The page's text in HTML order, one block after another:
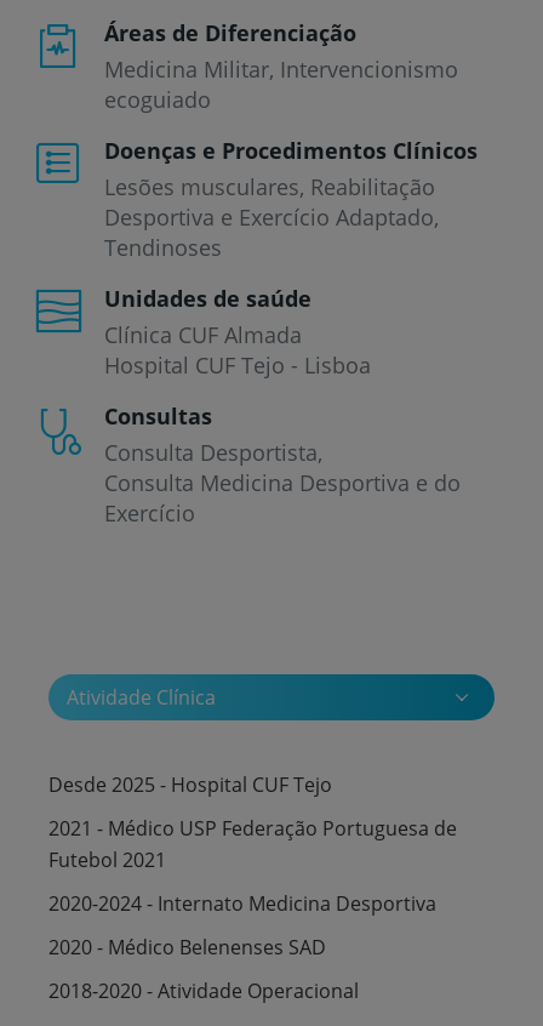
Áreas de Diferenciação
Medicina Militar, Intervencionismo
ecoguiado
Doenças e Procedimentos Clínicos
Lesões musculares Reabilitação
Desportiva e Exercício Adaptado
Tendinoses
Unidades de saúde
Clínica CUF Almada
Hospital CUF Tejo - Lisboa
Consultas
Consulta Desportista
Consulta Medicina Desportiva e do
Exercício
Atividade Clínica
Desde 2025 - Hospital CUF Tejo
2021 - Médico USP Federação Portuguesa de
Futebol 2021
2020-2024 - Internato Medicina Desportiva
2020 - Médico Belenenses SAD
2018-2020 - Atividade Operacional